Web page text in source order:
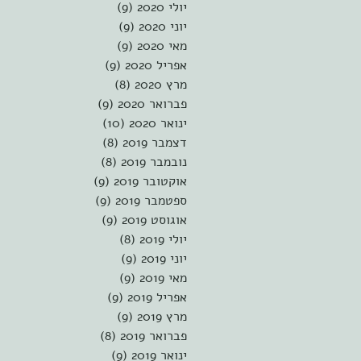
יולי 2020
(9)
יוני 2020
(9)
מאי 2020
(9)
אפריל 2020
(9)
מרץ 2020
(8)
פברואר 2020
(9)
ינואר 2020
(10)
דצמבר 2019
(8)
נובמבר 2019
(8)
אוקטובר 2019
(9)
ספטמבר 2019
(9)
אוגוסט 2019
(9)
יולי 2019
(8)
יוני 2019
(9)
מאי 2019
(9)
אפריל 2019
(9)
מרץ 2019
(9)
פברואר 2019
(8)
ינואר 2019
(9)